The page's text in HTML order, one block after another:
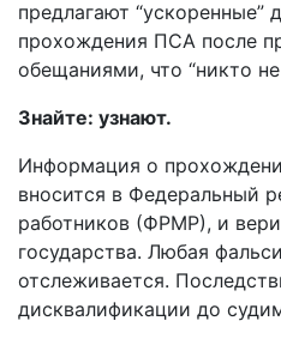
предлагают
прохождения ПСА после
обещаниями, что “никто не
Знайте: узнают.
Информация о
вносится в Федеральный
работников (ФРМР), и
государства. Любая
отслеживается.
дисквалификации до